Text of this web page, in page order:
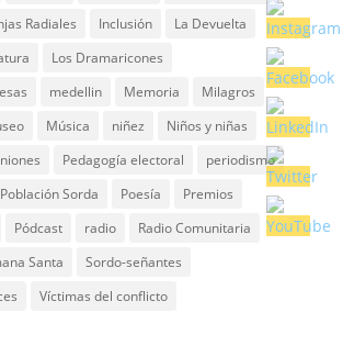
Radiales Inclusión
La Devuelta
Los Dramaricones
medellin Memoria
Milagros
Música niñez
Niños y niñas
Pedagogía electoral
periodismo
Población Sorda Poesía
Premios
Pódcast radio
Radio Comunitaria
Santa
Sordo-señantes
Víctimas del conflicto